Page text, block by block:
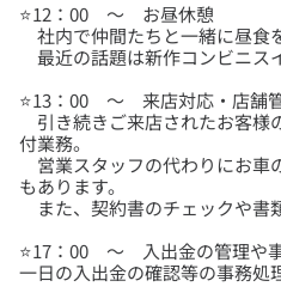
⭐12：00 ～ お昼休憩
社内で仲間たちと一緒に昼食
⭐13：00 ～ 来店対応・店舗
引き続きご来店されたお客様
付業務。
営業スタッフの代わりにお車
もあります。
⭐17：00 ～ 入出金の管理や
一日の入出金の確認等の事務処